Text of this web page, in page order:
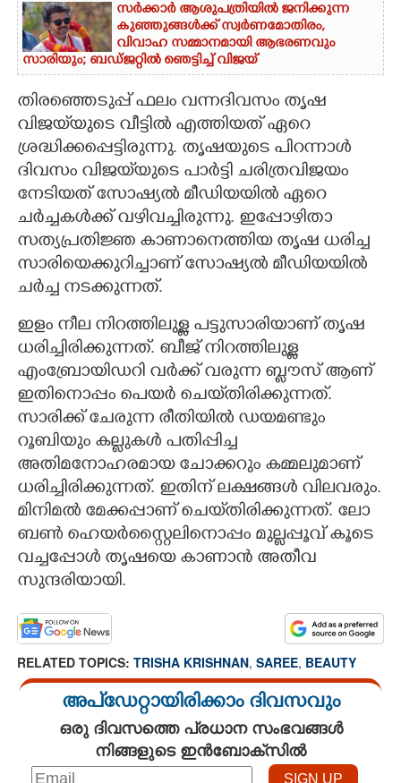
സർക്കാർ ആശുപത്രിയിൽ ജനിക്കുന്ന
കുഞ്ഞുങ്ങൾക്ക് സ്വർണമോതിരം,
വിവാഹ സമ്മാനമായി ആഭരണവും
സാരിയും; ബഡ്ജറ്റിൽ ഞെട്ടിച്ച് വിജയ്
തിരഞ്ഞെടുപ്പ് ഫലം വന്നദിവസം തൃഷ
വിജയ്‌യുടെ വീട്ടിൽ എത്തിയത് ഏറെ
ശ്രദ്ധിക്കപ്പെട്ടിരുന്നു. തൃഷയുടെ പിറന്നാൾ
ദിവസം വിജയ്‌യുടെ പാർട്ടി ചരിത്രവിജയം
നേടിയത് സോഷ്യൽ മീഡിയയിൽ ഏറെ
ചർച്ചകൾക്ക് വഴിവച്ചിരുന്നു. ഇപ്പോഴിതാ
സത്യപ്രതിജ്ഞ കാണാനെത്തിയ തൃഷ ധരിച്ച
സാരിയെക്കുറിച്ചാണ് സോഷ്യൽ മീഡിയയിൽ
ചർച്ച നടക്കുന്നത്.
ഇളം നീല നിറത്തിലുള്ള പട്ടുസാരിയാണ് തൃഷ
ധരിച്ചിരിക്കുന്നത്. ബീജ് നിറത്തിലുള്ള
എംബ്രോയിഡറി വർക്ക് വരുന്ന ബ്ലൗസ് ആണ്
ഇതിനൊപ്പം പെയർ ചെയ്‌തിരിക്കുന്നത്.
സാരിക്ക് ചേരുന്ന രീതിയിൽ ഡയമണ്ടും
റൂബിയും കല്ലുകൾ പതിപ്പിച്ച
അതിമനോഹരമായ ചോക്കറും കമ്മലുമാണ്
ധരിച്ചിരിക്കുന്നത്. ഇതിന് ലക്ഷങ്ങൾ വിലവരും.
മിനിമൽ മേക്കപ്പാണ് ചെയ്‌തിരിക്കുന്നത്. ലോ
ബൺ ഹെയർസ്റ്റൈലിനൊപ്പം മുല്ലപ്പൂവ് കൂടെ
വച്ചപ്പോൾ തൃഷയെ കാണാൻ അതീവ
സുന്ദരിയായി.
RELATED TOPICS: TRISHA KRISHNAN, SAREE, BEAUTY
അപ്ഡേറ്റായിരിക്കാം ദിവസവും
ഒരു ദിവസത്തെ പ്രധാന സംഭവങ്ങൾ
നിങ്ങളുടെ ഇൻബോക്സിൽ